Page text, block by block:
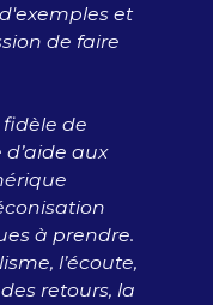
et
de faire
de
aux
à prendre.
l’écoute,
retours, la